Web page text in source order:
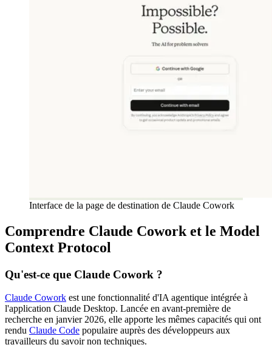
Interface de la page de destination de Claude Cowork
Comprendre Claude Cowork et le Model
Context Protocol
Qu'est-ce que Claude Cowork ?
Claude Cowork est une fonctionnalité d'IA agentique intégrée à
l'application Claude Desktop. Lancée en avant-première de
recherche en janvier 2026, elle apporte les mêmes capacités qui ont
rendu Claude Code populaire auprès des développeurs aux
travailleurs du savoir non techniques.